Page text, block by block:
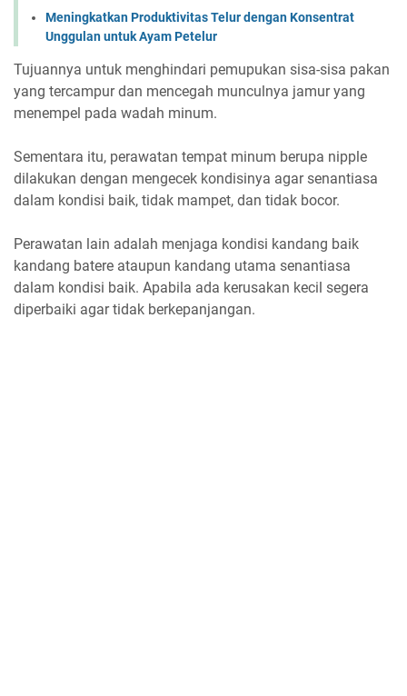
Meningkatkan Produktivitas Telur dengan Konsentrat
Unggulan untuk Ayam Petelur
Tujuannya untuk menghindari pemupukan sisa-sisa pakan
yang tercampur dan mencegah munculnya jamur yang
menempel pada wadah minum.
Sementara itu, perawatan tempat minum berupa nipple
dilakukan dengan mengecek kondisinya agar senantiasa
dalam kondisi baik, tidak mampet, dan tidak bocor.
Perawatan lain adalah menjaga kondisi kandang baik
kandang batere ataupun kandang utama senantiasa
dalam kondisi baik. Apabila ada kerusakan kecil segera
diperbaiki agar tidak berkepanjangan.